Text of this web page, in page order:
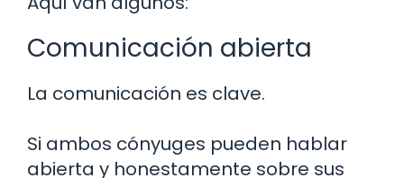
Comunicación abierta
La comunicación es clave.
Si ambos cónyuges pueden hablar
abierta y honestamente sobre sus